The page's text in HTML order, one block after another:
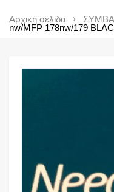
Αρχική σελίδα
nw/MFP 178nw/179